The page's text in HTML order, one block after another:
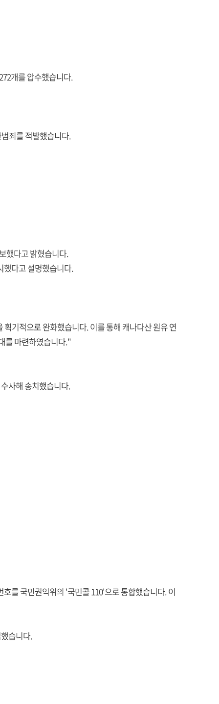
개를 압수했습니다.
죄를 적발했습니다.
했다고 밝혔습니다.
했다고 설명했습니다.
기적으로 완화했습니다. 이를 통해 캐나다산 원유 연
를 마련하였습니다."
사해 송치했습니다.
를 국민권익위의 '국민콜 110'으로 통합했습니다. 이
습니다.